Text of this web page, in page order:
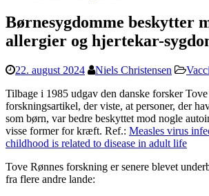
Børnesygdomme beskytter
allergier og hjertekar-
22. august 2024 Niels Christensen
Tilbage i 1985 udgav den danske forsker
forskningsartikel, der viste, at personer, der
som børn, var bedre beskyttet mod nogle
visse former for kræft. Ref.: Measles virus
childhood is related to disease in adult life
Tove Rønnes forskning er senere blevet
fra flere andre lande: